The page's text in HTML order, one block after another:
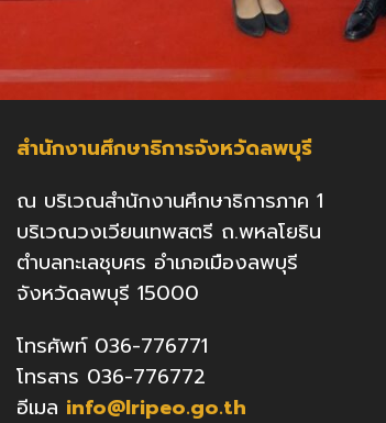
สำนักงานศึกษาธิการจังหวัดลพบุรี
ณ บริเวณสำนักงานศึกษาธิการภาค 1
บริเวณวงเวียนเทพสตรี ถ.พหลโยธิน
ตำบลทะเลชุบศร อำเภอเมืองลพบุรี
จังหวัดลพบุรี 15000
โทรศัพท์ 036-776771
โทรสาร 036-776772
อีเมล info@lripeo.go.th